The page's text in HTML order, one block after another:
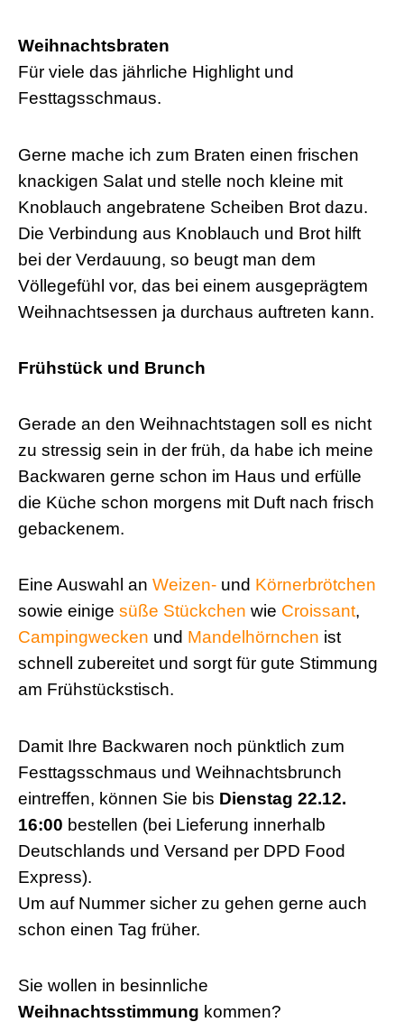
Weihnachtsbraten
Für viele das jährliche Highlight und
Festtagsschmaus.
Gerne mache ich zum Braten einen frischen
knackigen Salat und stelle noch kleine mit
Knoblauch angebratene Scheiben Brot dazu.
Die Verbindung aus Knoblauch und Brot hilft
bei der Verdauung, so beugt man dem
Völlegefühl vor, das bei einem ausgeprägtem
Weihnachtsessen ja durchaus auftreten kann.
Frühstück und Brunch
Gerade an den Weihnachtstagen soll es nicht
zu stressig sein in der früh, da habe ich meine
Backwaren gerne schon im Haus und erfülle
die Küche schon morgens mit Duft nach frisch
gebackenem.
Eine Auswahl an Weizen-und Körnerbrötchen
sowie einige süße Stückchen wie Croissant,
Campingwecken und Mandelhörnchen ist
schnell zubereitet und sorgt für gute Stimmung
am Frühstückstisch.
Damit Ihre Backwaren noch pünktlich zum
Festtagsschmaus und Weihnachtsbrunch
eintreffen, können Sie bis Dienstag 22.12.
16:00 bestellen (bei Lieferung innerhalb
Deutschlands und Versand per DPD Food
Express).
Um auf Nummer sicher zu gehen gerne auch
schon einen Tag früher.
Sie wollen in besinnliche
Weihnachtsstimmung kommen?